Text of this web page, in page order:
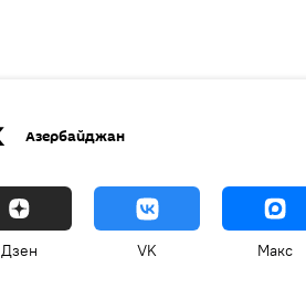
Азербайджан
Дзен VK Макс